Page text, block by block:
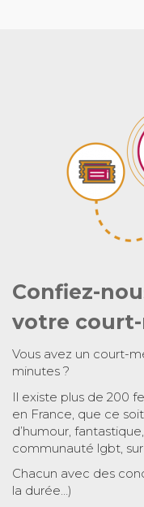
Confiez-
votre
Vous avez un court-
minutes ?
Il existe plus de 200
en France, que ce
d’humour,
communauté lgbt, sur
Chacun avec des
la durée…)